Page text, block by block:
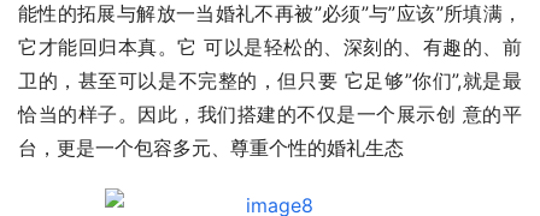
能性的拓展与解放一当婚礼不再被”必须”与”应该”所填满，
它才能回归本真。它 可以是轻松的、深刻的、有趣的、前
卫的，甚至可以是不完整的，但只要 它足够”你们”,就是最
恰当的样子。因此，我们搭建的不仅是一个展示创 意的平
台，更是一个包容多元、尊重个性的婚礼生态